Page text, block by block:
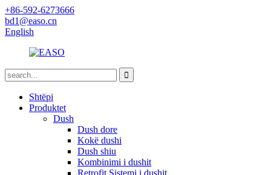
+86-592-6273666
bd1@easo.cn
English
Shtëpi
Produktet
Dush
Dush dore
Kokë dushi
Dush shiu
Kombinimi i dushit
Retrofit Sistemi i dushit